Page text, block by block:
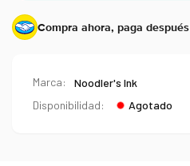
Compra ahora, paga después
Marca:
Noodler's Ink
Disponibilidad:
Agotado